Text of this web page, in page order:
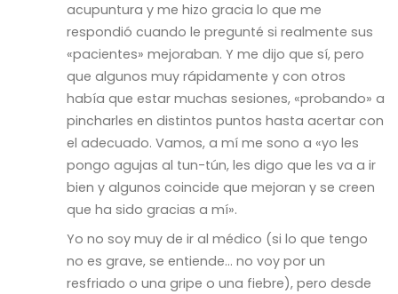
acupuntura y me hizo gracia lo que me
respondió cuando le pregunté si realmente sus
«pacientes» mejoraban. Y me dijo que sí, pero
que algunos muy rápidamente y con otros
había que estar muchas sesiones, «probando» a
pincharles en distintos puntos hasta acertar con
el adecuado. Vamos, a mí me sono a «yo les
pongo agujas al tun-tún, les digo que les va a ir
bien y algunos coincide que mejoran y se creen
que ha sido gracias a mí».
Yo no soy muy de ir al médico (si lo que tengo
no es grave, se entiende… no voy por un
resfriado o una gripe o una fiebre), pero desde